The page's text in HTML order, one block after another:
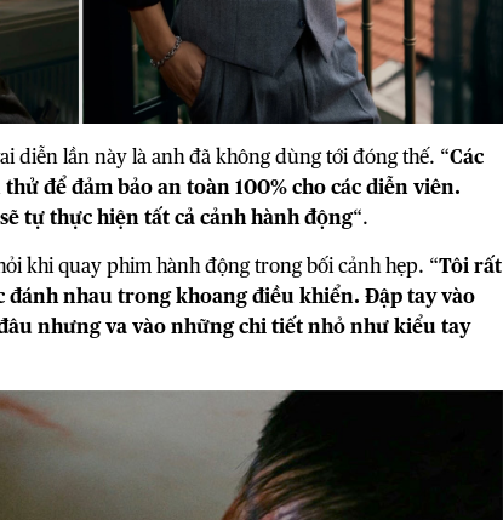
diễn lần này là anh đã không dùng tới đóng thế. “Các
để đảm bảo an toàn 100% cho các diễn viên.
tự thực hiện tất cả cảnh hành động“.
khi quay phim hành động trong bối cảnh hẹp. “Tôi rất
đánh nhau trong khoang điều khiển. Đập tay vào
nhưng va vào những chi tiết nhỏ như kiểu tay